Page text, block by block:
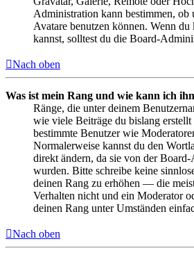
Administration kann bestimmen, ob
Avatare benutzen können. Wenn du
kannst, solltest du die Board-
Nach oben
Was ist mein Rang und wie kann ich
Ränge, die unter deinem
wie viele Beiträge du bislang
bestimmte Benutzer wie
Normalerweise kannst du den
direkt ändern, da sie von der
wurden. Bitte schreibe keine
deinen Rang zu erhöhen — die
Verhalten nicht und ein Moderator
deinen Rang unter Umständen
Nach oben